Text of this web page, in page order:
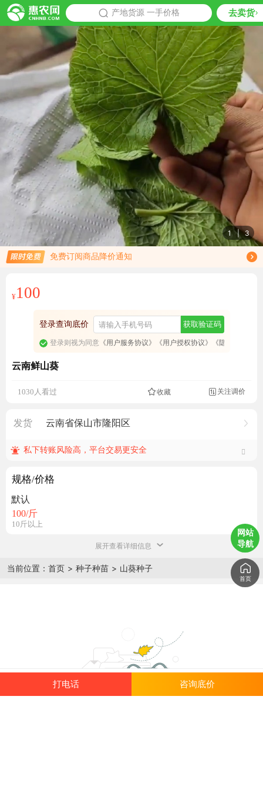
产地货源 一手价格 去卖货
推荐
1 | 3
限时免费订阅山葵种子行情趋势
免费订阅商品降价通知
¥100
登录查询底价 获取验证码
登录则视为同意《用户服务协议》 《用户授权协议》 《隐私政策》
云南鲜山葵
1030人看过 收藏 关注调价
发货 云南省保山市隆阳区
私下转账风险高，平台交易更安全
规格/价格
默认
100/斤
10斤以上
展开查看详细信息
当前位置： 首页 > 种子种苗 > 山葵种子
打电话 咨询底价
网站
导航
首页